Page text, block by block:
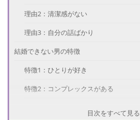
理由2：清潔感がない
理由3：自分の話ばかり
結婚できない男の特徴
特徴1：ひとりが好き
特徴2：コンプレックスがある
目次をすべて見る